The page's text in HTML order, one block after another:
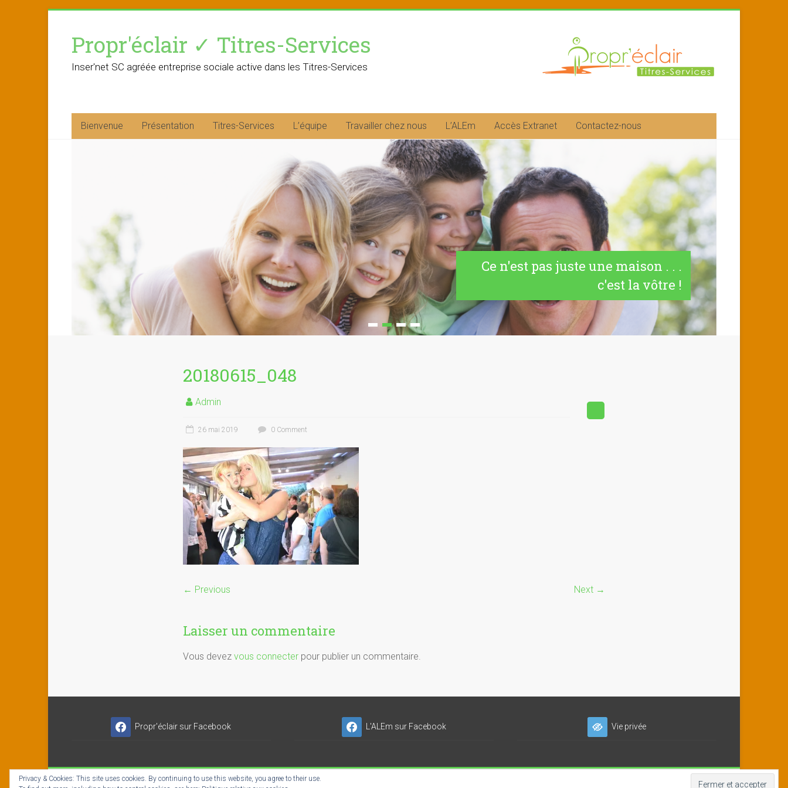
contentPropr'éclair ✓ Titres-Services
Inser'net SC agréée entreprise sociale active dans les Titres-Services
Bienvenue Présentation Titres-Services L’équipe Travailler chez nous L’ALEm Accès Extranet Contactez-nous
Ce n'est pas juste une maison . . .
c'est la vôtre !
20180615_048
Admin
26 mai 2019 0 Comment
← Previous Next →
Laisser un commentaire
Vous devez vous connecter pour publier un commentaire.
Propr'éclair sur Facebook L'ALEm sur Facebook Vie privée
Copyright © 2026Propr'éclair ✓ Titres-Services- INSER'NET SC-ES
Privacy & Cookies: This site uses cookies. By continuing to use this website, you agree to their use.